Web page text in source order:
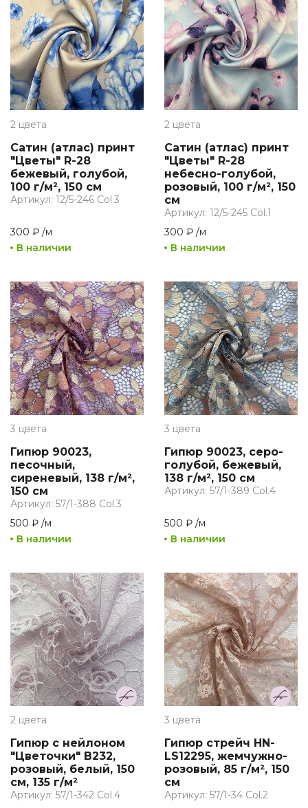
2 цвета
Сатин (атлас) принт
"Цветы" R-28
бежевый, голубой,
100 г/м², 150 см
Артикул: 12/5-246 Col.3
300 ₽ /м
В наличии
2 цвета
Сатин (атлас) принт
"Цветы" R-28
небесно-голубой,
розовый, 100 г/м², 150
см
Артикул: 12/5-245 Col.1
300 ₽ /м
В наличии
3 цвета
Гипюр 90023,
песочный,
сиреневый, 138 г/м²,
150 см
Артикул: 57/1-388 Col.3
500 ₽ /м
В наличии
3 цвета
Гипюр 90023, серо-
голубой, бежевый,
138 г/м², 150 см
Артикул: 57/1-389 Col.4
500 ₽ /м
В наличии
2 цвета
Гипюр с нейлоном
"Цветочки" B232,
розовый, белый, 150
см, 135 г/м²
Артикул: 57/1-342 Col.4
3 цвета
Гипюр стрейч HN-
LS12295, жемчужно-
розовый, 85 г/м², 150
см
Артикул: 57/1-34 Col.2